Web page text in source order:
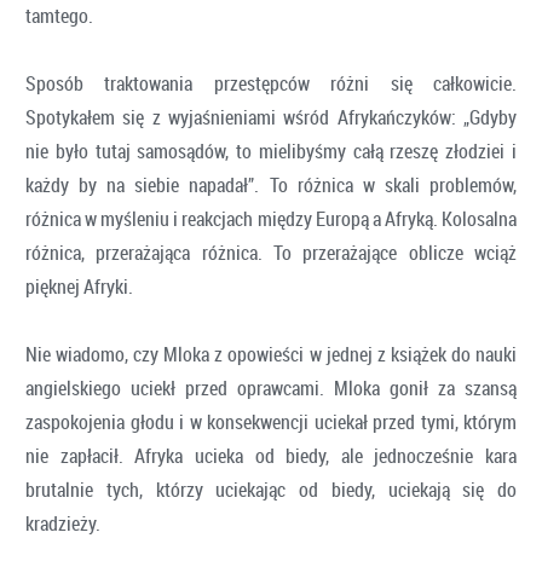
tamtego.
Sposób traktowania przestępców różni się całkowicie.
Spotykałem się z wyjaśnieniami wśród Afrykańczyków: „Gdyby
nie było tutaj samosądów, to mielibyśmy całą rzeszę złodziei i
każdy by na siebie napadał”. To różnica w skali problemów,
różnica w myśleniu i reakcjach między Europą a Afryką. Kolosalna
różnica, przerażająca różnica. To przerażające oblicze wciąż
pięknej Afryki.
Nie wiadomo, czy Mloka z opowieści w jednej z książek do nauki
angielskiego uciekł przed oprawcami. Mloka gonił za szansą
zaspokojenia głodu i w konsekwencji uciekał przed tymi, którym
nie zapłacił. Afryka ucieka od biedy, ale jednocześnie kara
brutalnie tych, którzy uciekając od biedy, uciekają się do
kradzieży.